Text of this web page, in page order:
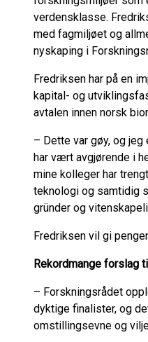
verdensklasse.
med fagmiljøet og
nyskaping i
Fredriksen har på en
kapital- og
avtalen innen norsk
– Dette var gøy, og
har vært avgjørende i
mine kolleger har
teknologi og samtidig
gründer og
Fredriksen vil gi
Rekordmange forslag
– Forskningsrådet
dyktige finalister, og
omstillingsevne og